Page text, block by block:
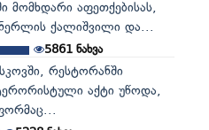
მომხდარი აფეთქებისას,
ქალიშვილი და...
5861 ნახვა
რესტორანში
აქტი უწოდა,